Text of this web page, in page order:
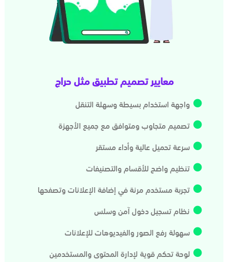
معايير تصميم تطبيق مثل حراج
واجهة استخدام بسيطة وسهلة التنقل
تصميم متجاوب ومتوافق مع جميع الأجهزة
سرعة تحميل عالية وأداء مستقر
تنظيم واضح للأقسام والتصنيفات
تجربة مستخدم مرنة في إضافة الإعلانات وتصفحها
نظام تسجيل دخول آمن وسلس
سهولة رفع الصور والفيديوهات للإعلانات
لوحة تحكم قوية لإدارة المحتوى والمستخدمين